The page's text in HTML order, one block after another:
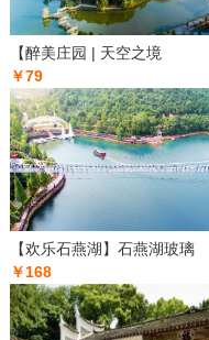
【醉美庄园 | 天空之境
￥79
【欢乐石燕湖】石燕湖玻璃
￥168